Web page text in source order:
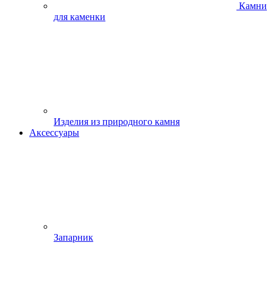
Камни
для каменки
Изделия из природного камня
Аксессуары
Запарник